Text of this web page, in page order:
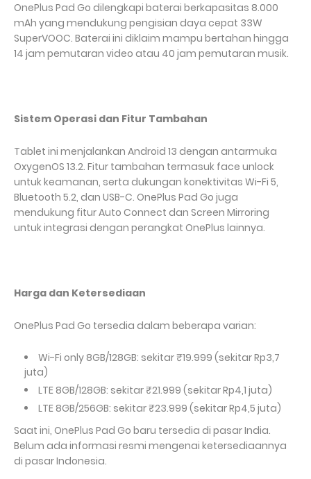
OnePlus Pad Go dilengkapi baterai berkapasitas 8.000
mAh yang mendukung pengisian daya cepat 33W
SuperVOOC. Baterai ini diklaim mampu bertahan hingga
14 jam pemutaran video atau 40 jam pemutaran musik.
Sistem Operasi dan Fitur Tambahan
Tablet ini menjalankan Android 13 dengan antarmuka
OxygenOS 13.2. Fitur tambahan termasuk face unlock
untuk keamanan, serta dukungan konektivitas Wi-Fi 5,
Bluetooth 5.2, dan USB-C. OnePlus Pad Go juga
mendukung fitur Auto Connect dan Screen Mirroring
untuk integrasi dengan perangkat OnePlus lainnya.
Harga dan Ketersediaan
OnePlus Pad Go tersedia dalam beberapa varian:
Wi-Fi only 8GB/128GB: sekitar ₹19.999 (sekitar Rp3,7
juta)
LTE 8GB/128GB: sekitar ₹21.999 (sekitar Rp4,1 juta)
LTE 8GB/256GB: sekitar ₹23.999 (sekitar Rp4,5 juta)
Saat ini, OnePlus Pad Go baru tersedia di pasar India.
Belum ada informasi resmi mengenai ketersediaannya
di pasar Indonesia.